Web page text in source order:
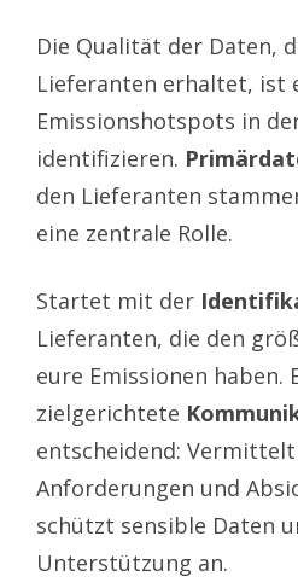
Die Qualität der Daten,
Lieferanten erhaltet, ist
Emissionshotspots in
identifizieren.
den Lieferanten
eine zentrale Rolle.
Startet mit der
Lieferanten, die den
eure Emissionen haben.
zielgerichtete
entscheidend:
Anforderungen und
schützt sensible Daten
Unterstützung an.